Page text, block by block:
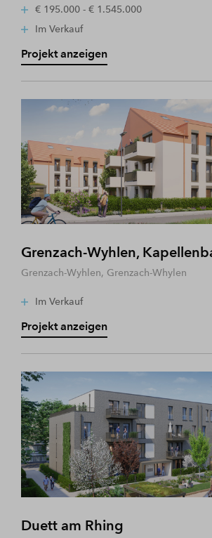
€ 195.000 - € 1.545.000
Im Verkauf
Projekt anzeigen
Grenzach-Wyhlen,
Grenzach-Wyhlen, Grenzach-Whylen
Im Verkauf
Projekt anzeigen
Duett am Rhing